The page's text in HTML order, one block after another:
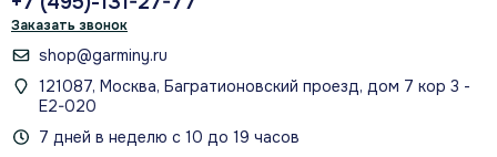
Заказать звонок
shop@garminy.ru
121087, Москва, Багратионовский проезд, дом 7 кор 3 -
Е2-020
7 дней в неделю с 10 до 19 часов